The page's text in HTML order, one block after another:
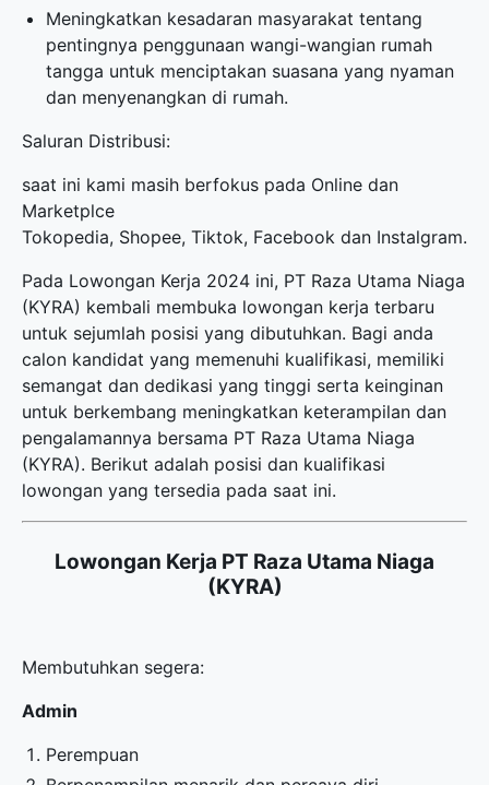
Meningkatkan kesadaran masyarakat tentang
pentingnya penggunaan wangi-wangian rumah
tangga untuk menciptakan suasana yang nyaman
dan menyenangkan di rumah.
Saluran Distribusi:
saat ini kami masih berfokus pada Online dan
Marketplce
Tokopedia, Shopee, Tiktok, Facebook dan Instalgram.
Pada Lowongan Kerja 2024 ini, PT Raza Utama Niaga
(KYRA) kembali membuka lowongan kerja terbaru
untuk sejumlah posisi yang dibutuhkan. Bagi anda
calon kandidat yang memenuhi kualifikasi, memiliki
semangat dan dedikasi yang tinggi serta keinginan
untuk berkembang meningkatkan keterampilan dan
pengalamannya bersama PT Raza Utama Niaga
(KYRA). Berikut adalah posisi dan kualifikasi
lowongan yang tersedia pada saat ini.
Lowongan Kerja PT Raza Utama Niaga
(KYRA)
Membutuhkan segera:
Admin
Perempuan